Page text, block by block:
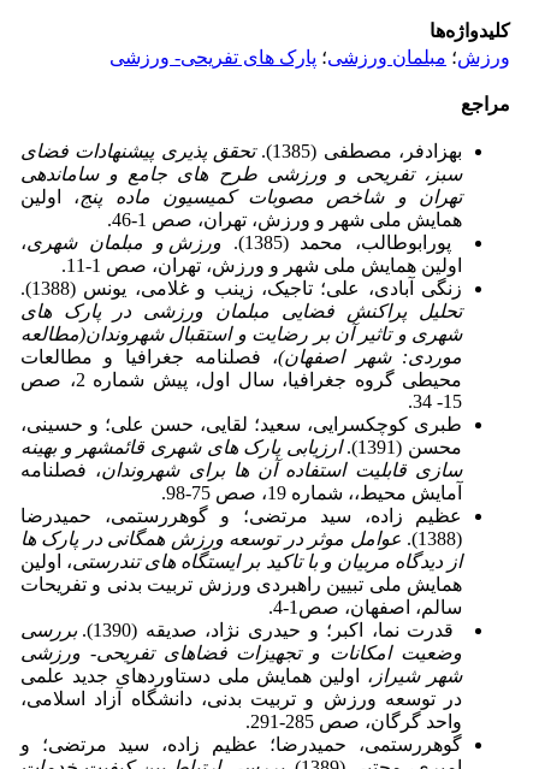
کلیدواژه‌ها
ورزش؛ مبلمان ورزشی؛ پارک های تفریحی- ورزشی
مراجع
بهزادفر، مصطفی (1385).
تحقق پذیری پیشنهادات فضای
سبز، تفریحی و ورزشی طرح های جامع و ساماندهی
تهران و شاخص مصوبات کمیسیون ماده پنج، اولین
همایش ملی شهر و ورزش، تهران، صص 1-46.
پورابوطالب، محمد (1385).
ورزش و مبلمان شهری،
اولین همایش ملی شهر و ورزش، تهران، صص 1-11.
زنگی آبادی، علی؛ تاجیک، زینب و غلامی، یونس (1388).
تحلیل پراکنش فضایی مبلمان ورزشی در پارک های
شهری و تاثیر آن بر رضایت و استقبال شهروندان(مطالعه
موردی: شهر اصفهان)، فصلنامه جغرافیا و مطالعات
محیطی گروه جغرافیا، سال اول، پیش شماره 2، صص
15- 34.
طبری کوچکسرایی، سعید؛ لقایی، حسن علی؛ و حسینی،
محسن (1391).
ارزیابی پارک های شهری قائمشهر و بهینه
سازی قابلیت استفاده آن ها برای شهروندان، فصلنامه
آمایش محیط،، شماره 19، صص 75-98.
عظیم زاده، سید مرتضی؛ و گوهررستمی، حمیدرضا
(1388).
عوامل موثر در توسعه ورزش همگانی در پارک ها
از دیدگاه مربیان و با تاکید بر ایستگاه های تندرستی، اولین
همایش ملی تبیین راهبردی ورزش تربیت بدنی و تفریحات
سالم، اصفهان، صص1-4.
قدرت نما، اکبر؛ و حیدری نژاد، صدیقه (1390).
بررسی
وضعیت امکانات و تجهیزات فضاهای تفریحی- ورزشی
شهر شیراز ، اولین همایش ملی دستاوردهای جدید علمی
در توسعه ورزش و تربیت بدنی، دانشگاه آزاد اسلامی،
واحد گرگان، صص 285-291.
گوهررستمی، حمیدرضا؛ عظیم زاده، سید مرتضی؛ و